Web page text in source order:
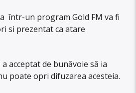
într-un program Gold FM va fi
si prezentat ca atare
acceptat de bunăvoie să ia
poate opri difuzarea acesteia.